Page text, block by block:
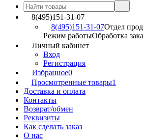
8(495)151-31-07
8(495)151-31-07Отдел
Режим работыОбработка
Личный кабинет
Вход
Регистрация
Избранное0
Просмотренные товары1
Доставка и оплата
Контакты
Возврат/обмен
Реквизиты
Как сделать заказ
О нас